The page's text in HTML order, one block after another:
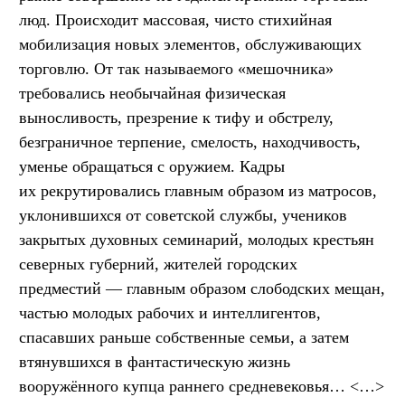
люд. Происходит массовая, чисто стихийная
мобилизация новых элементов, обслуживающих
торговлю. От так называемого «мешочника»
требовались необычайная физическая
выносливость, презрение к тифу и обстрелу,
безграничное терпение, смелость, находчивость,
уменье обращаться с оружием. Кадры
их рекрутировались главным образом из матросов,
уклонившихся от советской службы, учеников
закрытых духовных семинарий, молодых крестьян
северных губерний, жителей городских
предместий — главным образом слободских мещан,
частью молодых рабочих и интеллигентов,
спасавших раньше собственные семьи, а затем
втянувшихся в фантастическую жизнь
вооружённого купца раннего средневековья… <…>